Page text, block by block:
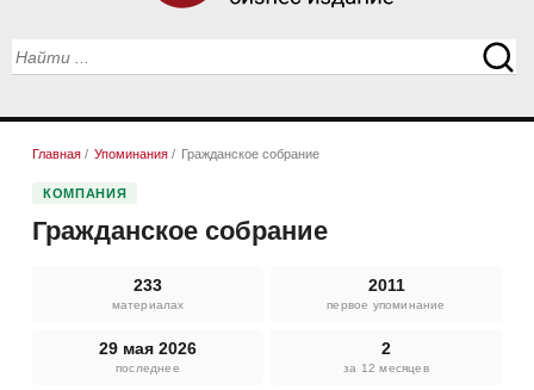
Главная / Упоминания / Гражданское собрание
КОМПАНИЯ
Гражданское собрание
233
материалах
2011
первое упоминание
29 мая 2026
последнее
2
за 12 месяцев